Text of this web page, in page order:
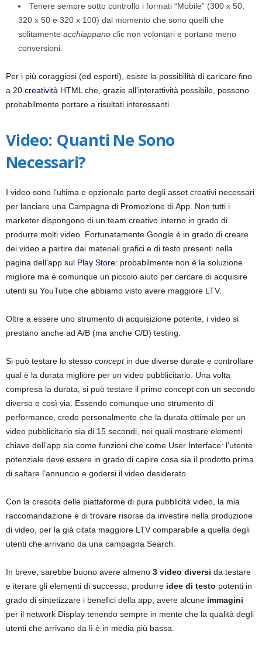
Tenere sempre sotto controllo i formati “Mobile” (300 x 50,
320 x 50 e 320 x 100) dal momento che sono quelli che
solitamente acchiappano clic non volontari e portano meno
conversioni.
Per i più coraggiosi (ed esperti), esiste la possibilità di caricare fino
a 20 creatività HTML che, grazie all’interattività possibile, possono
probabilmente portare a risultati interessanti.
Video: Quanti Ne Sono
Necessari?
I video sono l’ultima e opzionale parte degli asset creativi necessari
per lanciare una Campagna di Promozione di App. Non tutti i
marketer dispongono di un team creativo interno in grado di
produrre molti video. Fortunatamente Google è in grado di creare
dei video a partire dai materiali grafici e di testo presenti nella
pagina dell’app sul Play Store: probabilmente non è la soluzione
migliore ma è comunque un piccolo aiuto per cercare di acquisire
utenti su YouTube che abbiamo visto avere maggiore LTV.
Oltre a essere uno strumento di acquisizione potente, i video si
prestano anche ad A/B (ma anche C/D) testing
Si può testare lo stesso concept in due diverse durate e controllare
qual è la durata migliore per un video pubblicitario. Una volta
compresa la durata, si può testare il primo concept con un secondo
diverso e così via. Essendo comunque uno strumento di
performance, credo personalmente che la durata ottimale per un
video pubblicitario sia di 15 secondi, nei quali mostrare elementi
chiave dell’app sia come funzioni che come User Interface: l’utente
potenziale deve essere in grado di capire cosa sia il prodotto prima
di saltare l’annuncio e godersi il video desiderato.
Con la crescita delle piattaforme di pura pubblicità video, la mia
raccomandazione è di trovare risorse da investire nella produzione
di video, per la già citata maggiore LTV comparabile a quella degli
utenti che arrivano da una campagna Search.
In breve, sarebbe buono avere almeno 3 video diversi da testare
e iterare gli elementi di successo; produrre idee di testo potenti in
grado di sintetizzare i benefici della app; avere alcune immagini
per il network Display tenendo sempre in mente che la qualità degli
utenti che arrivano da lì è in media più bassa.